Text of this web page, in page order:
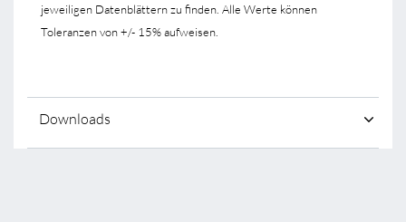
jeweiligen Datenblättern zu finden. Alle Werte können
Toleranzen von +/- 15% aufweisen.
Downloads